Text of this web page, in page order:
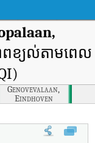
ខ្យល់តាមពេល
Genovevalaan,
Eindhoven
ន៍គុណភាពខ្យល់តាមពេលវេលាពិ